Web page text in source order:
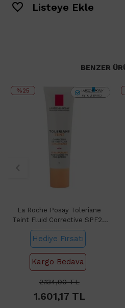
Listeye Ekle
BENZER
%25
La Roche Posay Toleriane
Teint Fluid Corrective SPF25
No: 13 30ml
Hediye Fırsatı
Kargo Bedava
2.134,90TL
1.601,17TL